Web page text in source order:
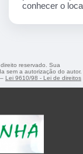
conhecer o
reservado. Sua
sem a autorização do autor.
Lei 9610/98 - Lei de direitos